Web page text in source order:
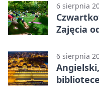
6 sierpnia
Zajęcia
6 sierpnia